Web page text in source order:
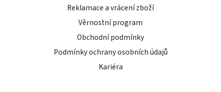
Reklamace a vrácení zboží
Věrnostní program
Obchodní podmínky
Podmínky ochrany osobních údajů
Kariéra